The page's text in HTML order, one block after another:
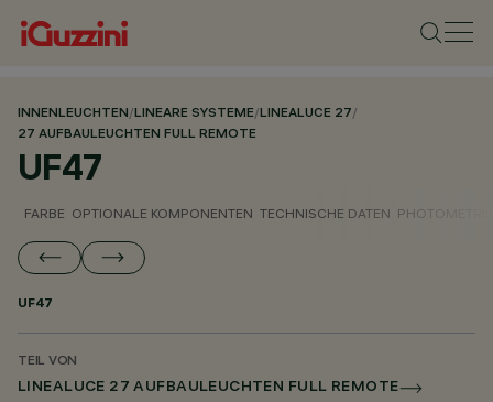
INNENLEUCHTEN/LINEARE SYSTEME/LINEALUCE 27/
27 AUFBAULEUCHTEN FULL REMOTE
UF47
FARBE OPTIONALE KOMPONENTEN TECHNISCHE DATEN
UF47
TEIL VON
LINEALUCE 27 AUFBAULEUCHTEN FULL REMOTE